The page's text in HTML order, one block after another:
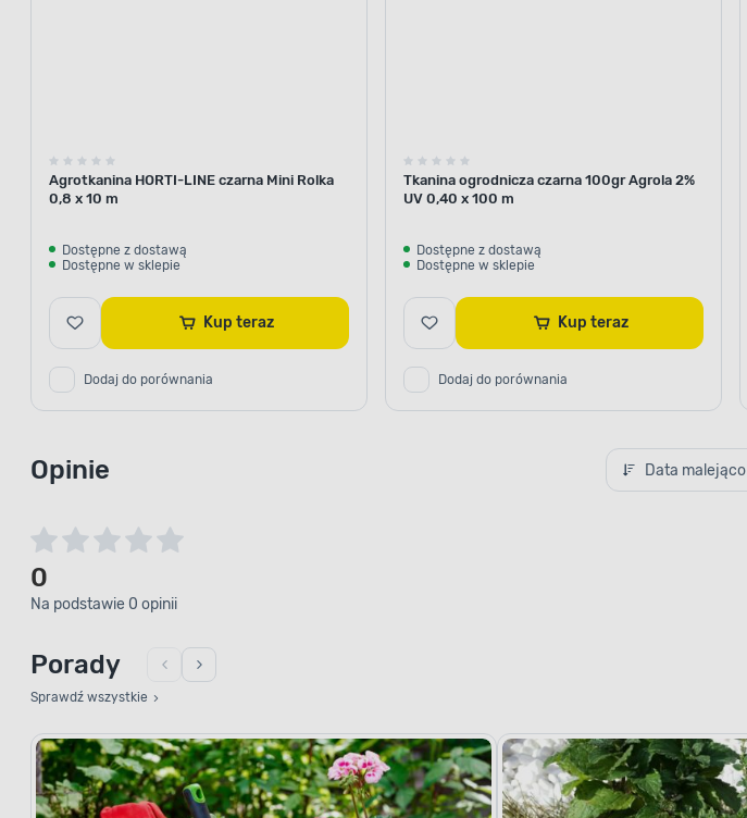
Agrotkanina HORTI-LINE czarna Mini Rolka
0,8 x 10 m
Dostępne z dostawą
Dostępne w sklepie
Kup teraz
Dodaj do porównania
Tkanina ogrodnicza czarna 100gr Agrola 2%
UV 0,40 x 100 m
Dostępne z dostawą
Dostępne w sklepie
Kup teraz
Dodaj do porównania
Opinie Data malejąco
0
Na podstawie 0 opinii
Porady
Sprawdź wszystkie